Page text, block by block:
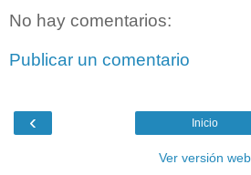
No hay comentarios:
Publicar un comentario
‹ Inicio
Ver versión web